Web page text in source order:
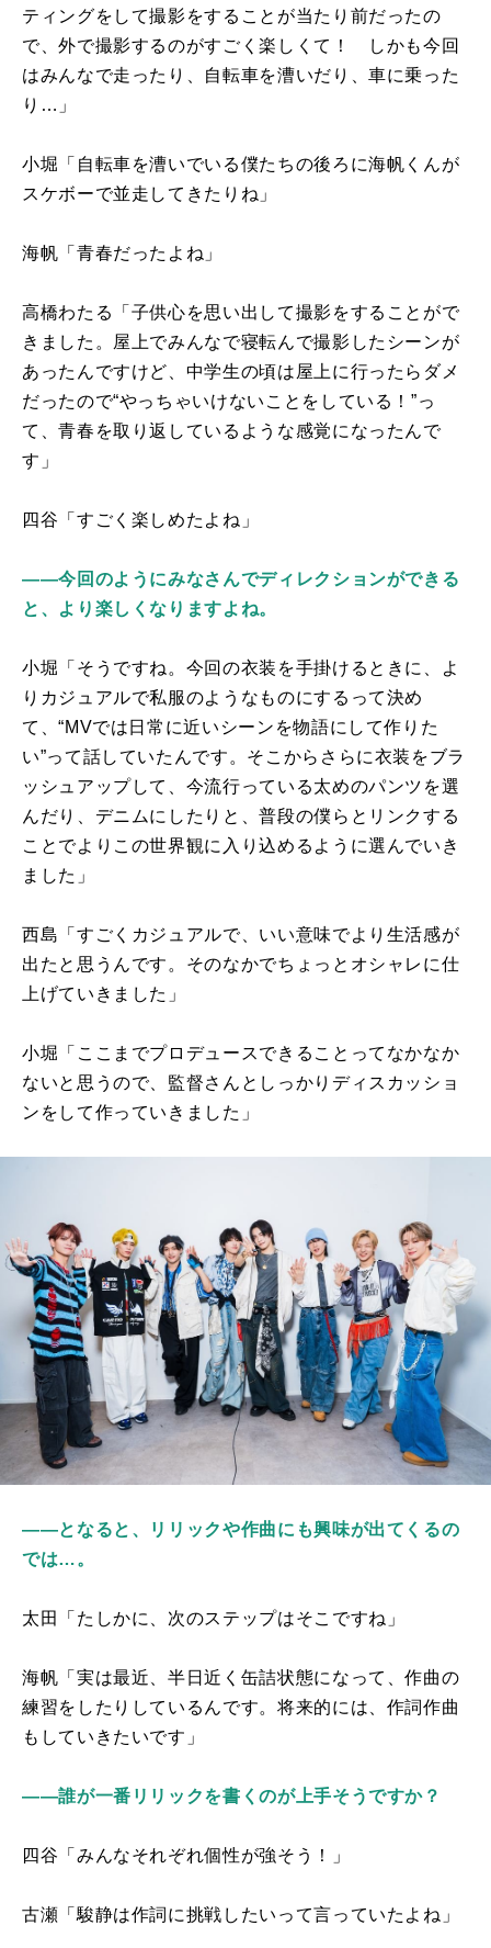
ティングをして撮影をすることが当たり前だったの
で、外で撮影するのがすごく楽しくて！ しかも今回
はみんなで走ったり、自転車を漕いだり、車に乗った
り…」
小堀「自転車を漕いでいる僕たちの後ろに海帆くんが
スケボーで並走してきたりね」
海帆「青春だったよね」
高橋わたる「子供心を思い出して撮影をすることがで
きました。屋上でみんなで寝転んで撮影したシーンが
あったんですけど、中学生の頃は屋上に行ったらダメ
だったので“やっちゃいけないことをしている！”っ
て、青春を取り返しているような感覚になったんで
す」
四谷「すごく楽しめたよね」
――今回のようにみなさんでディレクションができる
と、より楽しくなりますよね。
小堀「そうですね。今回の衣装を手掛けるときに、よ
りカジュアルで私服のようなものにするって決め
て、“MVでは日常に近いシーンを物語にして作りた
い”って話していたんです。そこからさらに衣装をブラ
ッシュアップして、今流行っている太めのパンツを選
んだり、デニムにしたりと、普段の僕らとリンクする
ことでよりこの世界観に入り込めるように選んでいき
ました」
西島「すごくカジュアルで、いい意味でより生活感が
出たと思うんです。そのなかでちょっとオシャレに仕
上げていきました」
小堀「ここまでプロデュースできることってなかなか
ないと思うので、監督さんとしっかりディスカッショ
ンをして作っていきました」
――となると、リリックや作曲にも興味が出てくるの
では…。
太田「たしかに、次のステップはそこですね」
海帆「実は最近、半日近く缶詰状態になって、作曲の
練習をしたりしているんです。将来的には、作詞作曲
もしていきたいです」
――誰が一番リリックを書くのが上手そうですか？
四谷「みんなそれぞれ個性が強そう！」
古瀬「駿静は作詞に挑戦したいって言っていたよね」